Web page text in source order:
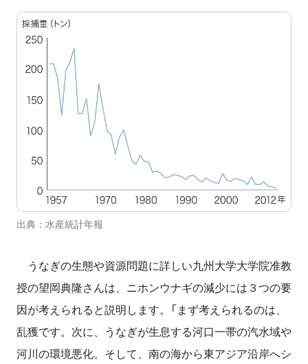
出典：水産統計年報
うなぎの生態や資源問題に詳しい九州大学大学院准教
授の望岡典隆さんは、ニホンウナギの減少には３つの要
因が考えられると説明します。「まず考えられるのは、
乱獲です。次に、うなぎが生息する河口一帯の汽水域や
河川の環境悪化。そして、南の海から東アジア沿岸へシ